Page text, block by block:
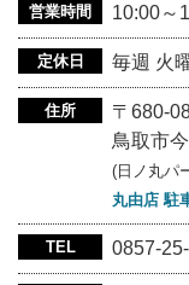
営業時間 10:00～
定休日 毎週 火
住所
〒680-
鳥取市
(日ノ丸パ
丸由店 駐
TEL 0857-